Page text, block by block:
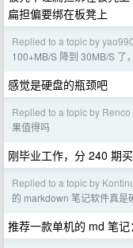
扁担偏要绑在板凳上
Replied to a topic by yao990
100+MB/S 降到 30MB/S 了
感觉是硬盘的瓶颈吧
Replied to a topic by Renco
果值得吗
刚毕业工作，分 240 期
Replied to a topic by
的 markdown 笔记软件真是
推荐一款单机的 md 笔